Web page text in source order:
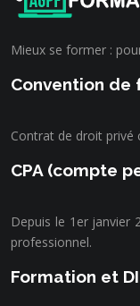
Mieux se former :
Convention de
Contrat de droit privé
CPA (compte
Depuis le 1er janvier
professionnel.
Formation et